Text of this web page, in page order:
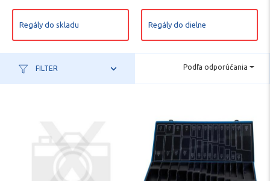
Regály do skladu Regály do dielne
FILTER Podľa odporúčania